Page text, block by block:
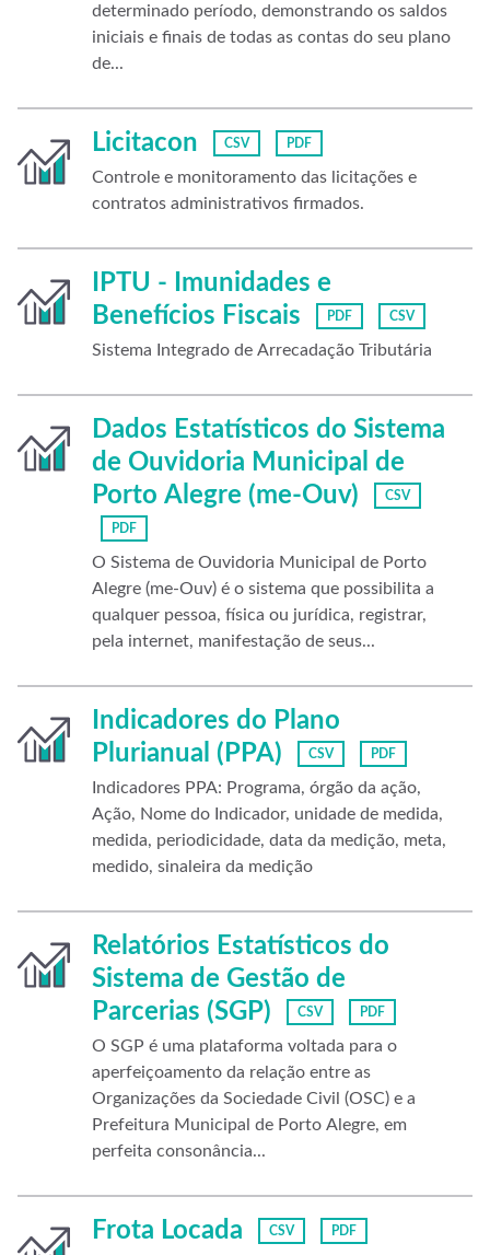
determinado período, demonstrando os saldos
iniciais e finais de todas as contas do seu plano
de...
Licitacon CSV PDF
Controle e monitoramento das licitações e
contratos administrativos firmados.
IPTU - Imunidades e
Benefícios Fiscais
PDF CSV
Sistema Integrado de Arrecadação Tributária
Dados Estatísticos do Sistema
de Ouvidoria Municipal de
Porto Alegre (me-Ouv)
CSV
PDF
O Sistema de Ouvidoria Municipal de Porto
Alegre (me-Ouv) é o sistema que possibilita a
qualquer pessoa, física ou jurídica, registrar,
pela internet, manifestação de seus...
Indicadores do Plano
Plurianual (PPA)
CSV PDF
Indicadores PPA: Programa, órgão da ação,
Ação, Nome do Indicador, unidade de medida,
medida, periodicidade, data da medição, meta,
medido, sinaleira da medição
Relatórios Estatísticos do
Sistema de Gestão de
Parcerias (SGP)
CSV PDF
O SGP é uma plataforma voltada para o
aperfeiçoamento da relação entre as
Organizações da Sociedade Civil (OSC) e a
Prefeitura Municipal de Porto Alegre, em
perfeita consonância...
Frota Locada CSV PDF